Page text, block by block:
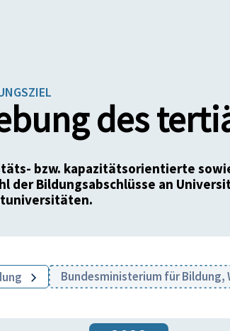
des
bzw. kapazitätsorientierte
der Bildungsabschlüsse an
Bundesministerium für Bildung,